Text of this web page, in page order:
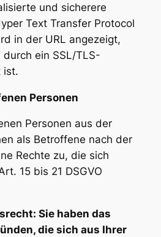
und sicherere
Text Transfer Protocol
in der URL angezeigt,
ein SSL/TLS-
ist.
Personen
Personen aus der
als Betroffene nach der
Rechte zu, die sich
15 bis 21 DSGVO
Sie haben das
die sich aus Ihrer